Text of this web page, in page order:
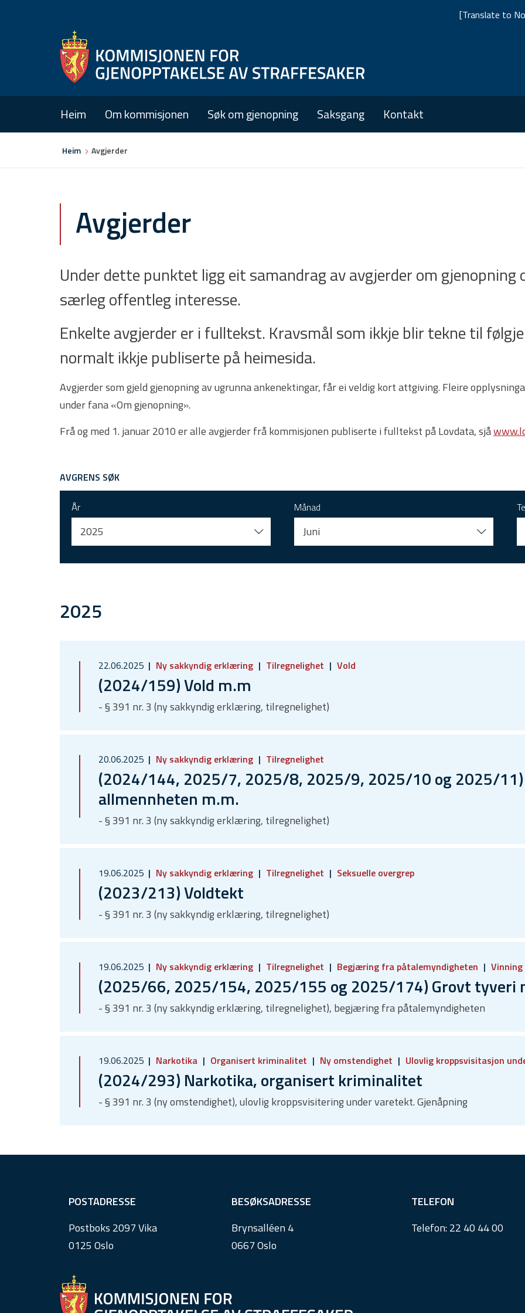
[Translate to
Heim Om kommisjonen Søk om gjenopning Saksgang Kontakt
Heim Avgjerder
Avgjerder
Under dette punktet ligg eit samandrag av avgjerder om gjenopning
særleg offentleg interesse.
Enkelte avgjerder er i fulltekst. Kravsmål som ikkje blir tekne til
normalt ikkje publiserte på heimesida.
Avgjerder som gjeld gjenopning av ugrunna ankenektingar, får ei veldig kort attgiving. Fleire
under fana «Om gjenopning».
Frå og med 1. januar 2010 er alle avgjerder frå kommisjonen publiserte i fulltekst på Lovdata, sjå
AVGRENS SØK
År
2025
Månad
Juni
2025
22.06.2025 Ny sakkyndig erklæring Tilregnelighet Vold
(2024/159) Vold m.m
- § 391 nr. 3 (ny sakkyndig erklæring, tilregnelighet)
20.06.2025 Ny sakkyndig erklæring Tilregnelighet
(2024/144, 2025/7, 2025/8, 2025/9, 2025/10 og 2025/
allmennheten m.m.
- § 391 nr. 3 (ny sakkyndig erklæring, tilregnelighet)
19.06.2025 Ny sakkyndig erklæring Tilregnelighet Seksuelle overgrep
(2023/213) Voldtekt
- § 391 nr. 3 (ny sakkyndig erklæring, tilregnelighet)
19.06.2025 Ny sakkyndig erklæring Tilregnelighet Begjæring fra påtalemyndigheten Vinning
(2025/66, 2025/154, 2025/155 og 2025/174) Grovt tyveri
- § 391 nr. 3 (ny sakkyndig erklæring, tilregnelighet), begjæring fra påtalemyndigheten
19.06.2025 Narkotika Organisert kriminalitet Ny omstendighet Ulovlig kroppsvisitasjon
(2024/293) Narkotika, organisert kriminalitet
- § 391 nr. 3 (ny omstendighet), ulovlig kroppsvisitering under varetekt. Gjenåpning
POSTADRESSE
Postboks 2097 Vika
0125 Oslo
BESØKSADRESSE
Brynsalléen 4
0667 Oslo
TELEFON
Telefon:22 40 44 00